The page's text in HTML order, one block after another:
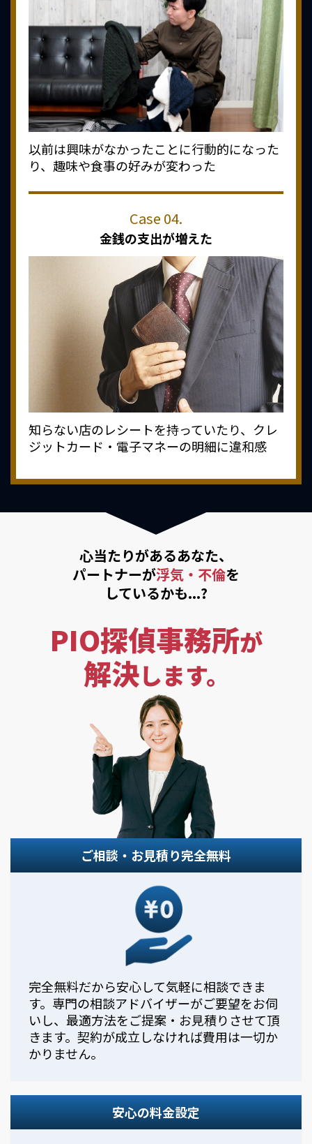
以前は興味がなかったことに行動的になった
り、趣味や食事の好みが変わった
金銭の支出が増えた
知らない店のレシートを持っていたり、クレ
ジットカード・電子マネーの明細に違和感
心当たりがあるあなた、
パートナーが浮気・不倫を
しているかも...?
PIO探偵事務所が
解決します。
ご相談・お見積り完全無料
完全無料だから安心して気軽に相談できま
す。専門の相談アドバイザーがご要望をお伺
いし、最適方法をご提案・お見積りさせて頂
きます。契約が成立しなければ費用は一切か
かりません。
安心の料金設定